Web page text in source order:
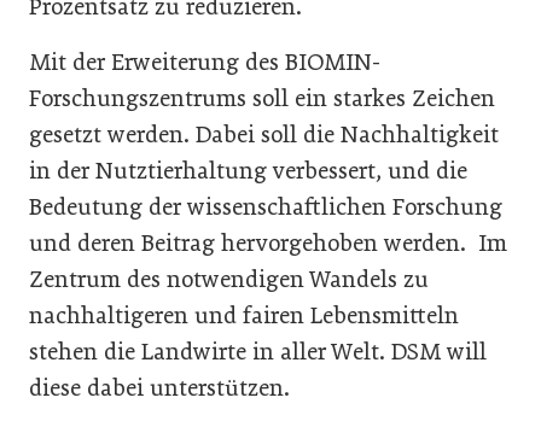
Prozentsatz zu reduzieren.
Mit der Erweiterung des BIOMIN-
Forschungszentrums soll ein starkes Zeichen
gesetzt werden. Dabei soll die Nachhaltigkeit
in der Nutztierhaltung verbessert, und die
Bedeutung der wissenschaftlichen Forschung
und deren Beitrag hervorgehoben werden. Im
Zentrum des notwendigen Wandels zu
nachhaltigeren und fairen Lebensmitteln
stehen die Landwirte in aller Welt. DSM will
diese dabei unterstützen.